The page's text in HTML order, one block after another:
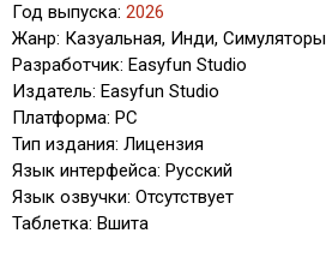
Год выпуска: 2026
Жанр: Казуальная, Инди, Симуляторы
Разработчик: Easyfun Studio
Издатель: Easyfun Studio
Платформа: PC
Тип издания: Лицензия
Язык интерфейса: Русский
Язык озвучки: Отсутствует
Таблетка: Вшита